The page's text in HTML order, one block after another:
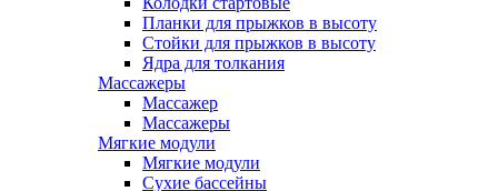
Планки для прыжков в высоту
Стойки для прыжков в высоту
Ядра для толкания
Массажеры
Массажер
Массажеры
Мягкие модули
Мягкие модули
Сухие бассейны